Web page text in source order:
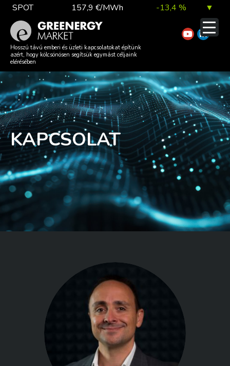
Skip
content
SPOT 157,9 €/MWh -13,4 % ▼
TTF DA 56,1 €/MWh 7,0 % ▲
EUA 81,9 €/t 1,0 % ▲
DAX index 26 140,13 0,1 % ▲
EUR árfolyam 363,03 Ft 0,2 %
Hosszú távú emberi és üzleti kapcsolatokat építünk
azért, hogy kölcsönösen segítsük egymást céljaink
elérésében
KAPCSOLAT